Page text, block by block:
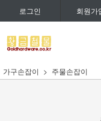
로그인 회원가
가구손잡이 주물손잡이